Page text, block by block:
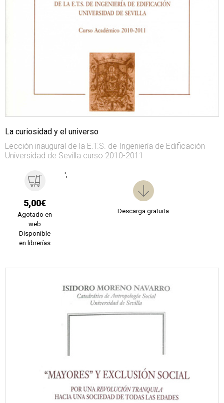
La curiosidad y el universo
Lección inaugural de la E.T.S. de Ingeniería de Edificación
Universidad de Sevilla curso 2010-2011
5,00€
Agotado en
web
Disponible
en librerías
';
Descarga gratuita